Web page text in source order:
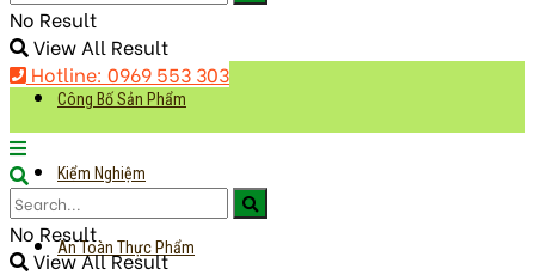
No Result
View All Result
Hotline: 0969 553 303
Công Bố Sản Phẩm
Kiểm Nghiệm
An Toàn Thực Phẩm
No Result
View All Result